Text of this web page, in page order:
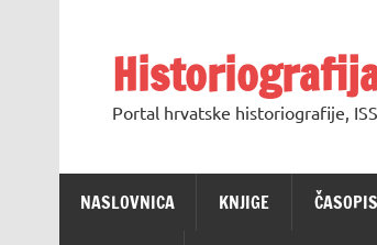
Portal hrvatske historiografije,
NASLOVNICA KNJIGE